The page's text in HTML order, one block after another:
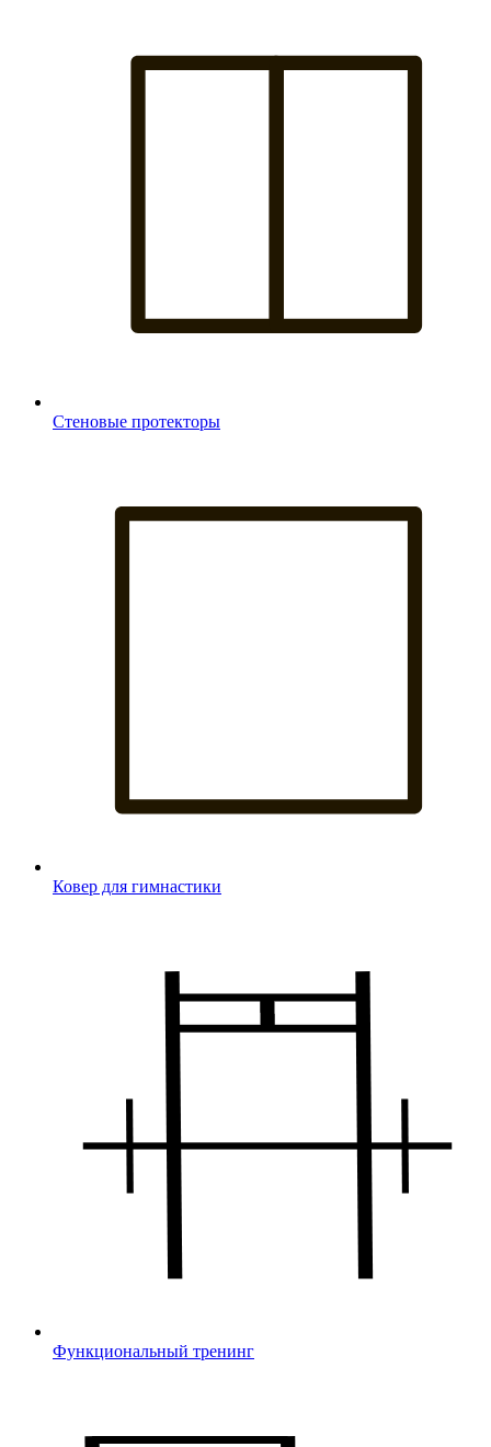
Стеновые протекторы
Ковер для гимнастики
Функциональный тренинг